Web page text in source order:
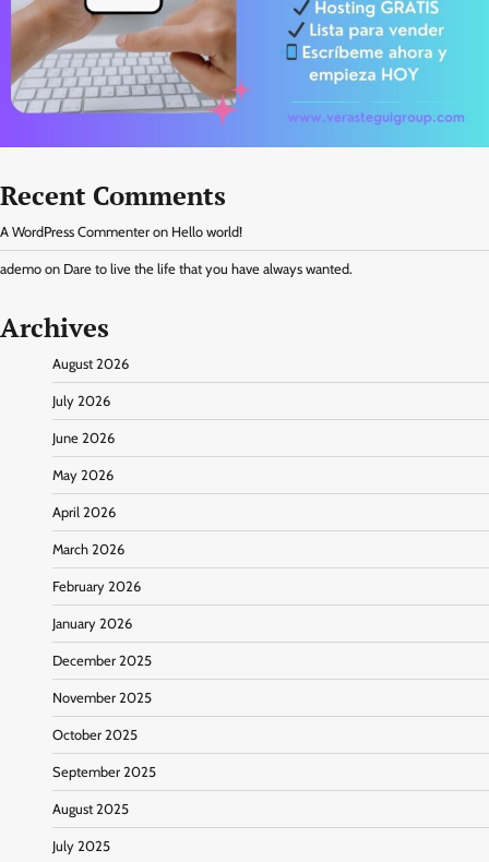
Recent Comments
A WordPress Commenter on Hello world!
ademo on Dare to live the life that you have always wanted.
Archives
August 2026
July 2026
June 2026
May 2026
April 2026
March 2026
February 2026
January 2026
December 2025
November 2025
October 2025
September 2025
August 2025
July 2025